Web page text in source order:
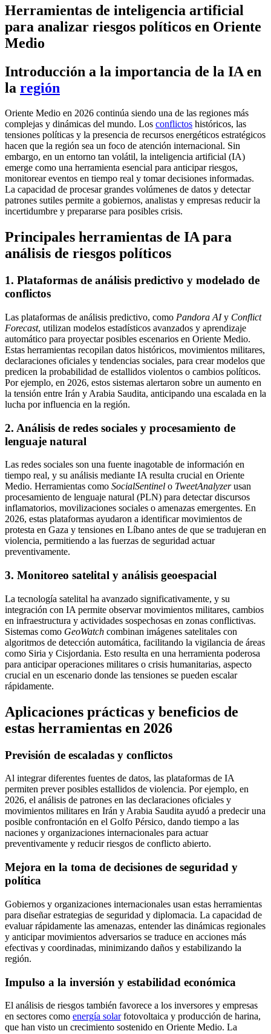
Herramientas de inteligencia artificial
para analizar riesgos políticos en Oriente
Medio
Introducción a la importancia de la IA en
la región
Oriente Medio en 2026 continúa siendo una de las regiones más
complejas y dinámicas del mundo. Los conflictos históricos, las
tensiones políticas y la presencia de recursos energéticos estratégicos
hacen que la región sea un foco de atención internacional. Sin
embargo, en un entorno tan volátil, la inteligencia artificial (IA)
emerge como una herramienta esencial para anticipar riesgos,
monitorear eventos en tiempo real y tomar decisiones informadas.
La capacidad de procesar grandes volúmenes de datos y detectar
patrones sutiles permite a gobiernos, analistas y empresas reducir la
incertidumbre y prepararse para posibles crisis.
Principales herramientas de IA para
análisis de riesgos políticos
1. Plataformas de análisis predictivo y modelado de
conflictos
Las plataformas de análisis predictivo, como Pandora AIy Conflict
Forecast, utilizan modelos estadísticos avanzados y aprendizaje
automático para proyectar posibles escenarios en Oriente Medio.
Estas herramientas recopilan datos históricos, movimientos militares,
declaraciones oficiales y tendencias sociales, para crear modelos que
predicen la probabilidad de estallidos violentos o cambios políticos.
Por ejemplo, en 2026, estos sistemas alertaron sobre un aumento en
la tensión entre Irán y Arabia Saudita, anticipando una escalada en la
lucha por influencia en la región.
2. Análisis de redes sociales y procesamiento de
lenguaje natural
Las redes sociales son una fuente inagotable de información en
tiempo real, y su análisis mediante IA resulta crucial en Oriente
Medio. Herramientas como SocialSentinel o TweetAnalyzerusan
procesamiento de lenguaje natural (PLN) para detectar discursos
inflamatorios, movilizaciones sociales o amenazas emergentes. En
2026, estas plataformas ayudaron a identificar movimientos de
protesta en Gaza y tensiones en Líbano antes de que se tradujeran en
violencia, permitiendo a las fuerzas de seguridad actuar
preventivamente.
3. Monitoreo satelital y análisis geoespacial
La tecnología satelital ha avanzado significativamente, y su
integración con IA permite observar movimientos militares, cambios
en infraestructura y actividades sospechosas en zonas conflictivas.
Sistemas como GeoWatch combinan imágenes satelitales con
algoritmos de detección automática, facilitando la vigilancia de áreas
como Siria y Cisjordania. Esto resulta en una herramienta poderosa
para anticipar operaciones militares o crisis humanitarias, aspecto
crucial en un escenario donde las tensiones se pueden escalar
rápidamente.
Aplicaciones prácticas y beneficios de
estas herramientas en 2026
Previsión de escaladas y conflictos
Al integrar diferentes fuentes de datos, las plataformas de IA
permiten prever posibles estallidos de violencia. Por ejemplo, en
2026, el análisis de patrones en las declaraciones oficiales y
movimientos militares en Irán y Arabia Saudita ayudó a predecir una
posible confrontación en el Golfo Pérsico, dando tiempo a las
naciones y organizaciones internacionales para actuar
preventivamente y reducir riesgos de conflicto abierto.
Mejora en la toma de decisiones de seguridad y
política
Gobiernos y organizaciones internacionales usan estas herramientas
para diseñar estrategias de seguridad y diplomacia. La capacidad de
evaluar rápidamente las amenazas, entender las dinámicas regionales
y anticipar movimientos adversarios se traduce en acciones más
efectivas y coordinadas, minimizando daños y estabilizando la
región.
Impulso a la inversión y estabilidad económica
El análisis de riesgos también favorece a los inversores y empresas
en sectores como energía solarfotovoltaica y producción de harina,
que han visto un crecimiento sostenido en Oriente Medio. La